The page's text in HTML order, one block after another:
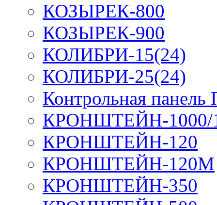
КОЗЫРЕК-800
КОЗЫРЕК-900
КОЛИБРИ-15(24)
КОЛИБРИ-25(24)
Контрольная
КРОНШТЕЙН-1000/
КРОНШТЕЙН-120
КРОНШТЕЙН-120М
КРОНШТЕЙН-350